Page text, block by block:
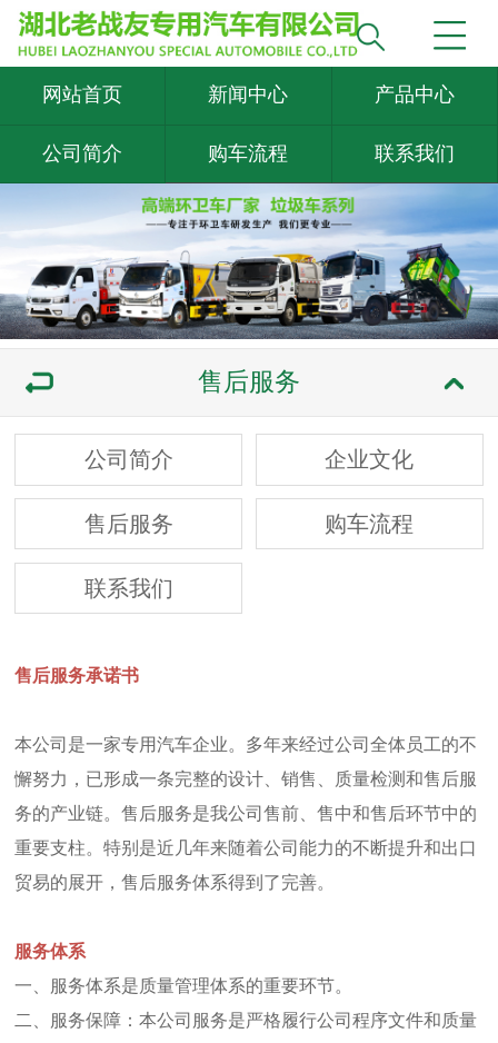
网站首页 新闻中心 产品中心
公司简介 购车流程 联系我们
售后服务
公司简介 企业文化
售后服务 购车流程
联系我们
售后服务承诺书
本公司是一家专用汽车企业。多年来经过公司全体员工的不
懈努力，已形成一条完整的设计、销售、质量检测和售后服
务的产业链。售后服务是我公司售前、售中和售后环节中的
重要支柱。特别是近几年来随着公司能力的不断提升和出口
贸易的展开，售后服务体系得到了完善。
服务体系
一、服务体系是质量管理体系的重要环节。
二、服务保障：本公司服务是严格履行公司程序文件和质量